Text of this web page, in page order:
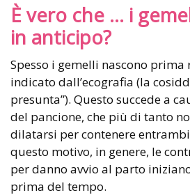
È vero che … i
in anticipo?
Spesso i gemelli nascono
indicato dall’ecografia (la
presunta”). Questo succede a
del pancione, che più di tanto
dilatarsi per contenere
questo motivo, in genere, le
per danno avvio al parto
prima del tempo.